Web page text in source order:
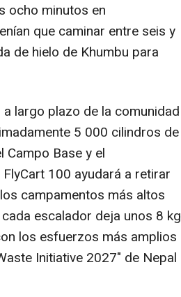
ocho minutos en
que caminar entre seis y
de hielo de Khumbu para
largo plazo de la comunidad
5 000 cilindros de
Campo Base y el
100 ayudará a retirar
campamentos más altos
escalador deja unos 8 kg
los esfuerzos más amplios
Initiative 2027" de Nepal